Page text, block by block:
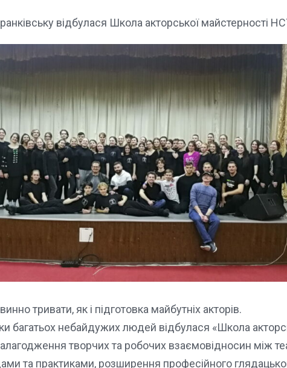
відбулася Школа акторської майстерності
тривати, як і підготовка майбутніх акторів.
багатьох небайдужих людей відбулася «Школа
творчих та робочих взаємовідносин між
та практиками, розширення професійного